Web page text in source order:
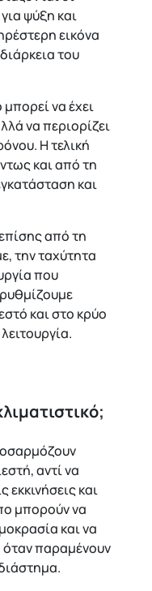
ψύξη και
εικόνα
του
να έχει
να περιορίζει
Η τελική
και από τη
και
από τη
την ταχύτητα
που
και στο κρύο
αντί να
εκκινήσεις και
μπορούν να
και να
όταν παραμένουν